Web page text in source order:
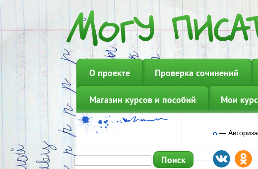
О проекте Проверка сочинений
Магазин курсов и пособий Мои
—